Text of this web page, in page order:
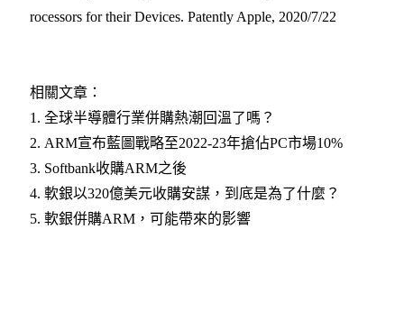
rocessors for their Devices. Patently Apple, 2020/7/22
相關文章：
1. 全球半導體行業併購熱潮回溫了嗎？​
2. ARM宣布藍圖戰略至2022-23年搶佔PC市場10%
3. Softbank收購ARM之後​
4. 軟銀以320億美元收購安謀，到底是為了什麼？​
5. 軟銀併購ARM，可能帶來的影響​